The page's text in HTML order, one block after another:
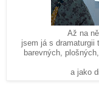
Až na
jsem já s dramaturgii
barevných,
a jako